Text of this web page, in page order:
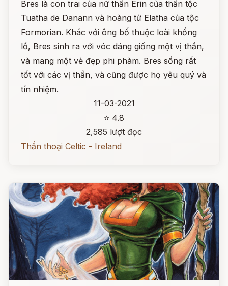
Bres là con trai của nữ thần Erin của thần tộc
Tuatha de Danann và hoàng tử Elatha của tộc
Formorian. Khác với ông bố thuộc loài khổng
lồ, Bres sinh ra với vóc dáng giống một vị thần,
và mang một vẻ đẹp phi phàm. Bres sống rất
tốt với các vị thần, và cũng được họ yêu quý và
tín nhiệm.
11-03-2021
⭐ 4.8
2,585 lượt đọc
Thần thoại Celtic - Ireland